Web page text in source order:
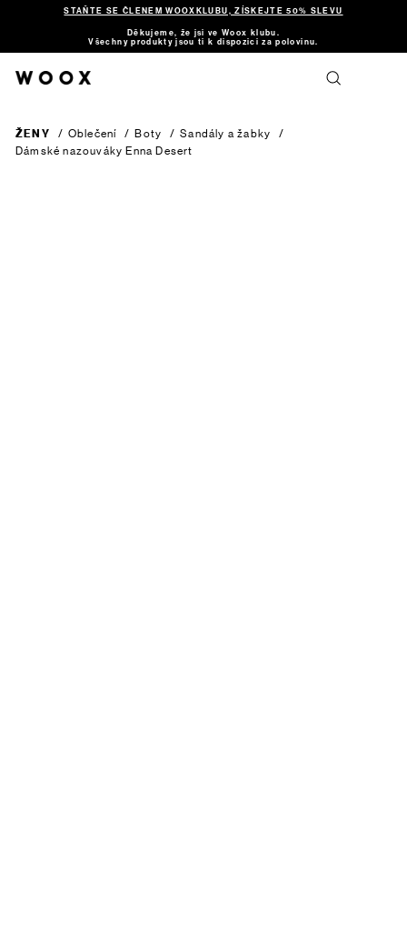
STAŇTE SE ČLENEM WOOXKLUBU, ZÍSKEJTE 50% SLEVU
Děkujeme, že jsi ve Woox klubu.
Všechny produkty jsou ti k dispozici za polovinu.
ŽENY / Oblečení / Boty / Sandály a žabky
/
Dámské nazouváky Enna Desert